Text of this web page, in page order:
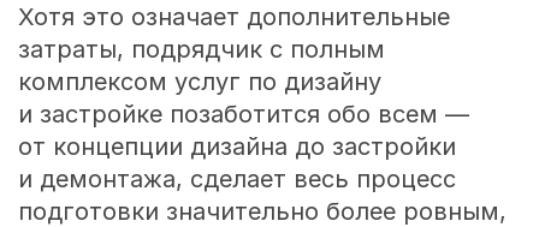
Хотя это означает дополнительные
затраты, подрядчик с полным
комплексом услуг по дизайну
и застройке позаботится обо всем —
от концепции дизайна до застройки
и демонтажа, сделает весь процесс
подготовки значительно более ровным,